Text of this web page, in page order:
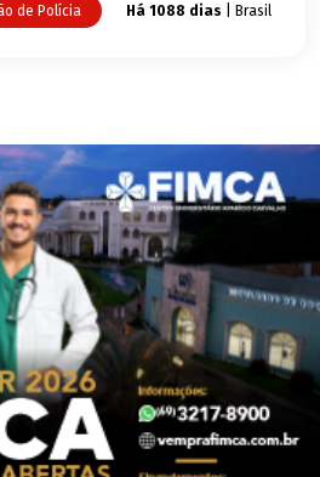
de Polícia Há 1088 dias | Brasil